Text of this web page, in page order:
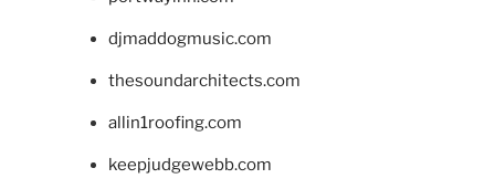
djmaddogmusic.com
thesoundarchitects.com
allin1roofing.com
keepjudgewebb.com